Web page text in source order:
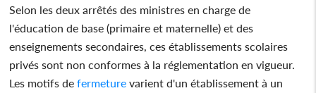
Selon les deux arrêtés des ministres en charge de
l'éducation de base (primaire et maternelle) et des
enseignements secondaires, ces établissements scolaires
privés sont non conformes à la réglementation en vigueur.
Les motifs de fermeture varient d'un établissement à un